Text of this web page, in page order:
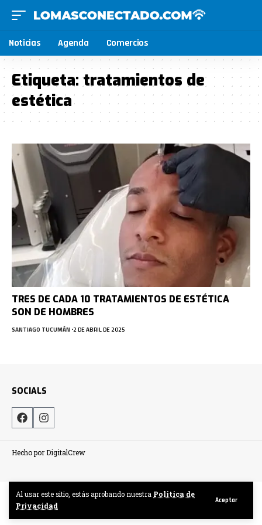
Al usar este sitio, estás aprobando nuestra Politica de
Privacidad
Aceptar
Noticias Agenda Comercios
Etiqueta:tratamientos de
estética
TRES DE CADA 10 TRATAMIENTOS DE ESTÉTICA
SON DE HOMBRES
SANTIAGO TUCUMÁN 2 DE ABRIL DE 2025
SOCIALS
Hecho por DigitalCrew